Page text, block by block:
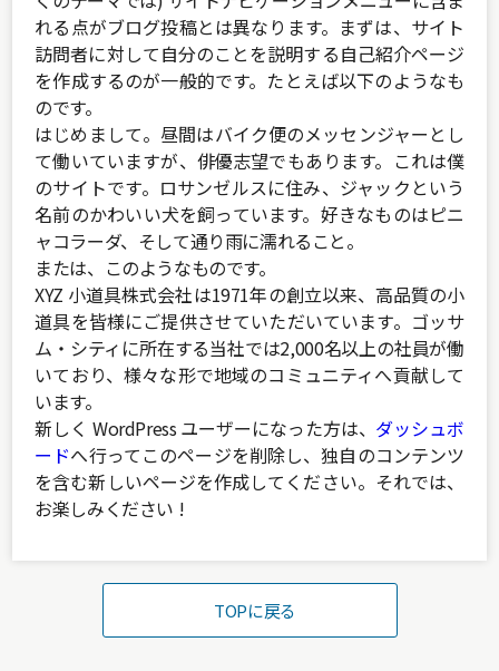
れる点がブログ投稿とは異なります。まずは、サイト
訪問者に対して自分のことを説明する自己紹介ページ
を作成するのが一般的です。たとえば以下のようなも
のです。
はじめまして。昼間はバイク便のメッセンジャーとし
て働いていますが、俳優志望でもあります。これは僕
のサイトです。ロサンゼルスに住み、ジャックという
名前のかわいい犬を飼っています。好きなものはピニ
ャコラーダ、そして通り雨に濡れること。
または、このようなものです。
XYZ 小道具株式会社は1971年の創立以来、高品質の小
道具を皆様にご提供させていただいています。ゴッサ
ム・シティに所在する当社では2,000名以上の社員が働
いており、様々な形で地域のコミュニティへ貢献して
います。
新しく WordPress ユーザーになった方は、 ダッシュボ
ードへ行ってこのページを削除し、独自のコンテンツ
を含む新しいページを作成してください。それでは、
お楽しみください !
TOPに戻る